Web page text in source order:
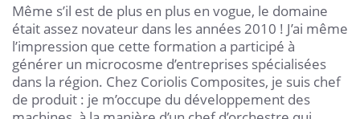
Même s’il est de plus en plus en vogue, le domaine
était assez novateur dans les années 2010 ! J’ai même
l’impression que cette formation a participé à
générer un microcosme d’entreprises spécialisées
dans la région. Chez Coriolis Composites, je suis chef
de produit : je m’occupe du développement des